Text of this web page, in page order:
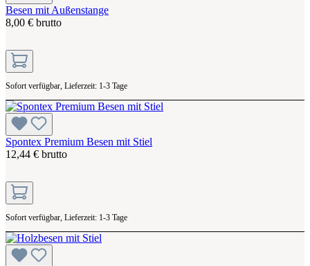
Besen mit Außenstange
8,00 € brutto
Sofort verfügbar, Lieferzeit: 1-3 Tage
Spontex Premium Besen mit Stiel
12,44 € brutto
Sofort verfügbar, Lieferzeit: 1-3 Tage